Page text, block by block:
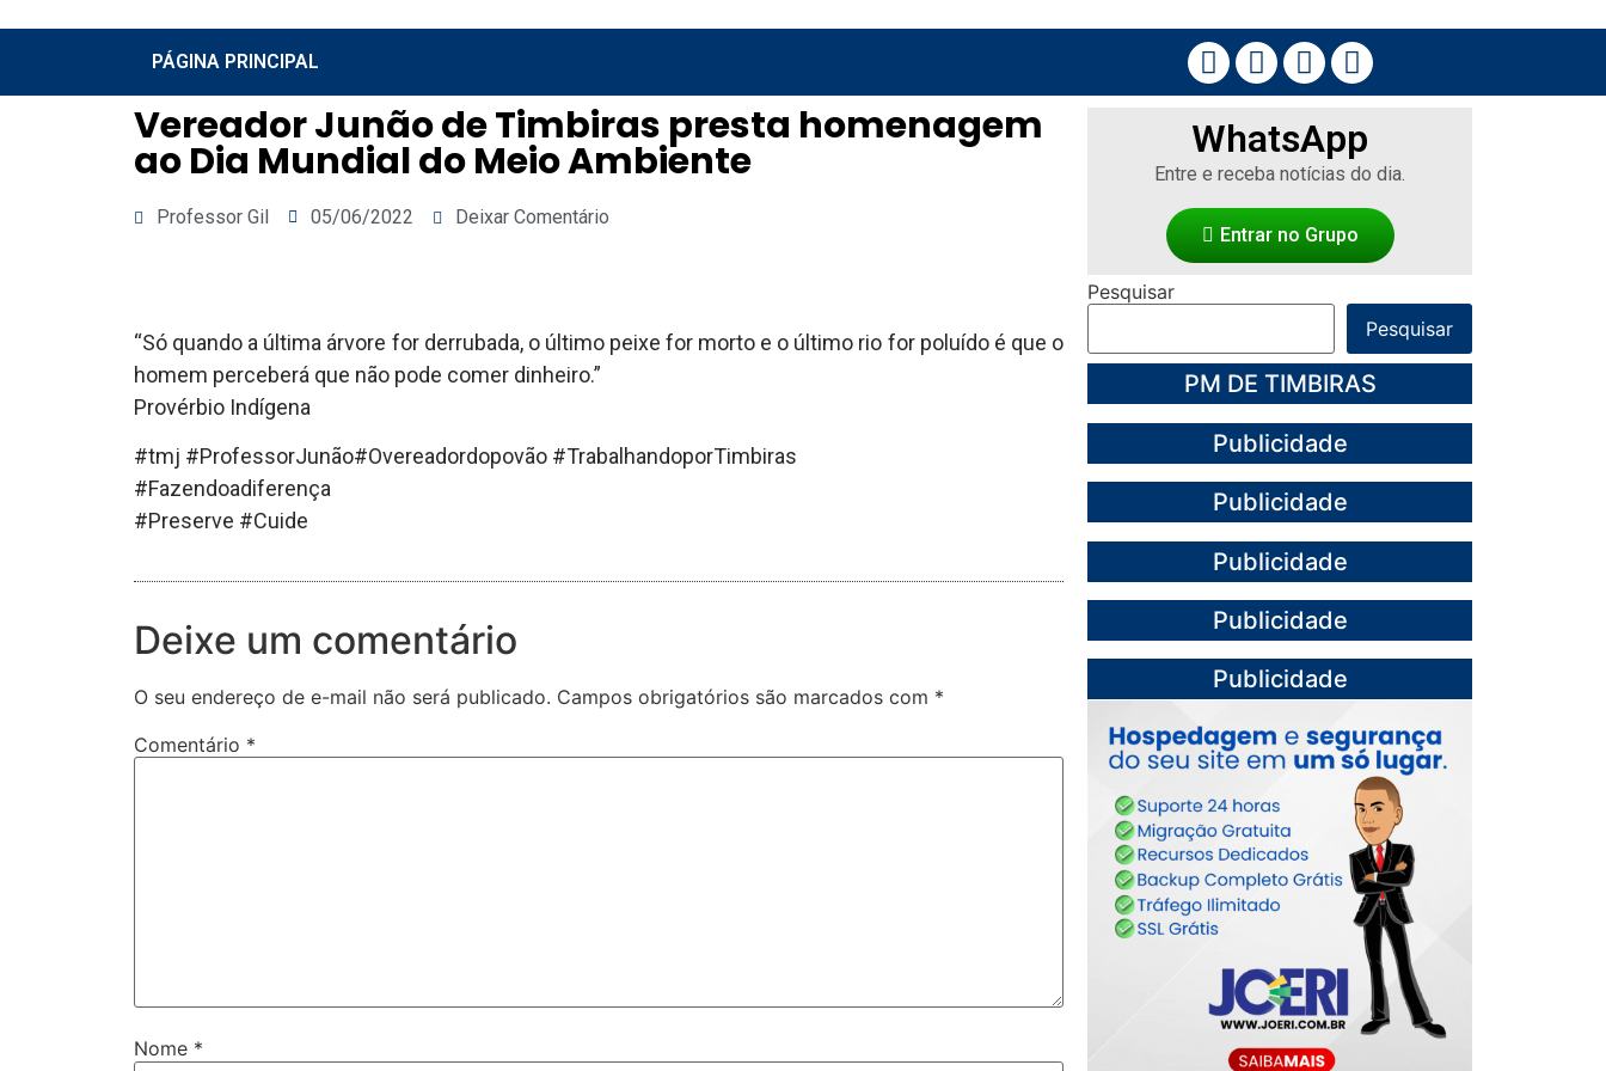
PÁGINA PRINCIPAL
Vereador Junão de Timbiras presta homenagem
ao Dia Mundial do Meio Ambiente
Professor Gil 05/06/2022 Deixar Comentário
“Só quando a última árvore for derrubada, o último peixe for morto e o último rio for poluído é que o
homem perceberá que não pode comer dinheiro.”
Provérbio Indígena
#tmj #ProfessorJunão#Overeadordopovão #TrabalhandoporTimbiras
#Fazendoadiferença
#Preserve #Cuide
Deixe um comentário
O seu endereço de e-mail não será publicado. Campos obrigatórios são marcados com *
Comentário *
Nome *
WhatsApp
Entre e receba notícias do dia.
Entrar no Grupo
Pesquisar
Pesquisar
PM DE TIMBIRAS
Publicidade
Publicidade
Publicidade
Publicidade
Publicidade